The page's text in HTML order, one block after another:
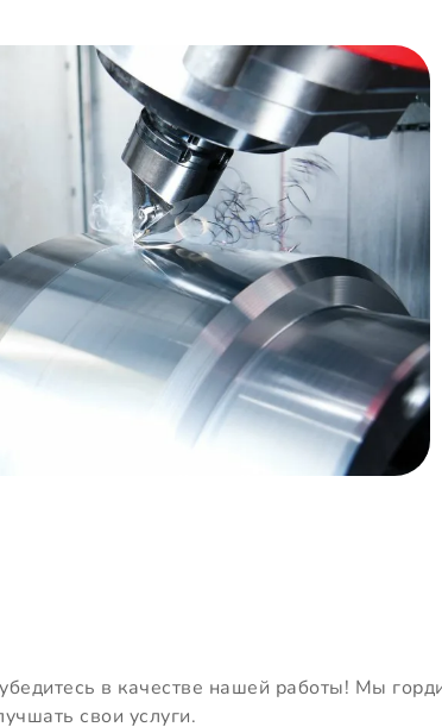
в качестве нашей работы! Мы
свои услуги.